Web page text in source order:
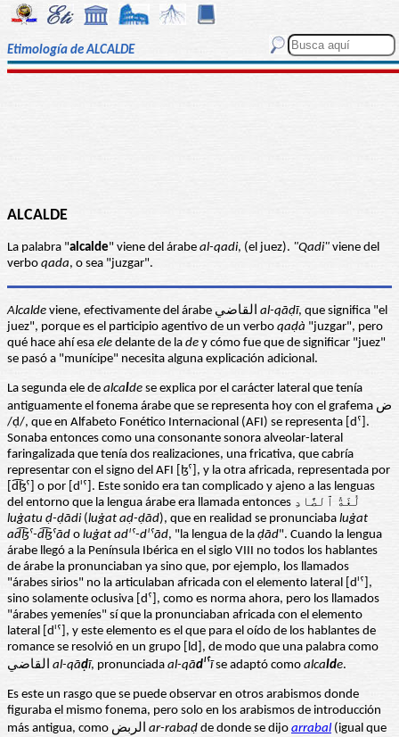
Etimología de ALCALDE
ALCALDE
La palabra "alcalde" viene del árabe al-qadi, (el juez). "Qadi" viene del
verbo qada, o sea "juzgar".
Alcalde al-qāḍī, que significa "el
juez", porque es el participio agentivo de un verbo qaḍà "juzgar", pero
qué hace ahí esa ele delante de la de y cómo fue que de significar "juez"
se pasó a "munícipe" necesita alguna explicación adicional.
La segunda ele de alcalde se explica por el carácter lateral que tenía
antiguamente el fonema árabe que se representa hoy con el grafema ض
/ḍ/, que en Alfabeto Fonético Internacional (AFI) se representa [dˁ].
Sonaba entonces como una consonante sonora alveolar-lateral
faringalizada que tenía dos realizaciones, una fricativa, que cabría
representar con el signo del AFI [ɮˤ], y la otra africada, representada por
[d͡ɮˤ] o por [dˡˤ]. Este sonido era tan complicado y ajeno a las lenguas
del entorno que la lengua árabe era llamada entonces لُغَةُ ﭐلضَّادِ
luġatu ḍ-ḍādi(luġat aḍ-ḍād), que en realidad se pronunciaba luġat
ad͡ɮˤ-d͡ɮˤād o luġat adˡˤ-dˡˤād, "la lengua de la ḍād". Cuando la lengua
árabe llegó a la Península Ibérica en el siglo VIII no todos los hablantes
de árabe la pronunciaban ya sino que, por ejemplo, los llamados
"árabes sirios" no la articulaban africada con el elemento lateral [dˡˤ],
sino solamente oclusiva [dˁ], como es norma ahora, pero los llamados
"árabes yemeníes" sí que la pronunciaban africada con el elemento
lateral [dˡˤ], y este elemento es el que para el oído de los hablantes de
romance se resolvió en un grupo [ld], de modo que una palabra como
al-qāḍī, pronunciada al-qādˡˤīse adaptó como alcalde.
Es este un rasgo que se puede observar en otros arabismos donde
figuraba el mismo fonema, pero solo en los arabismos de introducción
ar-rabaḍ de donde se dijo arrabal (igual que